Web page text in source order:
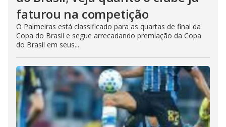
faturou na competição
O Palmeiras está classificado para as quartas de final da
Copa do Brasil e segue arrecadando premiação da Copa
do Brasil em seus...